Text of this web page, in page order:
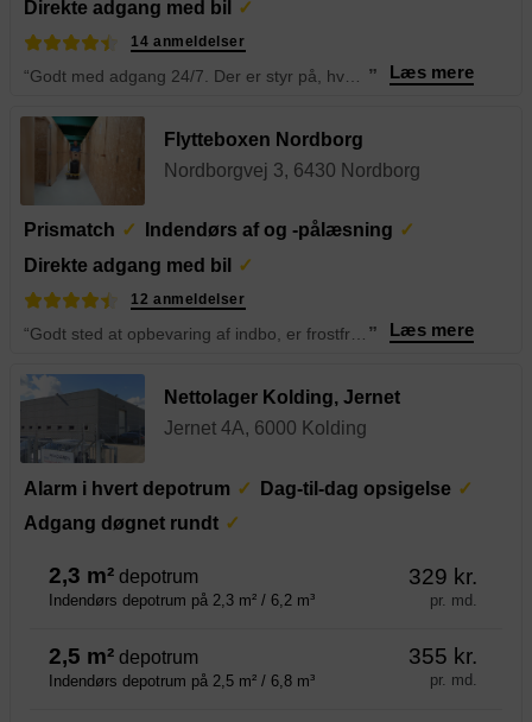
Direkte adgang med bil
14 anmeldelser
” Læs mere
Flytteboxen Nordborg
Nordborgvej 3, 6430 Nordborg
Prismatch
Indendørs af og -pålæsning
Direkte adgang med bil
12 anmeldelser
“Godt sted at opbevaring af indbo, er frostfri, men ikke opvarmet. Super god og effektiv service. ” Læs mere
Nettolager Kolding, Jernet
Jernet 4A, 6000 Kolding
Alarm i hvert depotrum
Dag-til-dag opsigelse
Adgang døgnet rundt
2,3 m² depotrum
Indendørs depotrum på 2,3 m² / 6,2 m³
329 kr.
pr. md.
2,5 m² depotrum
Indendørs depotrum på 2,5 m² / 6,8 m³
355 kr.
pr. md.